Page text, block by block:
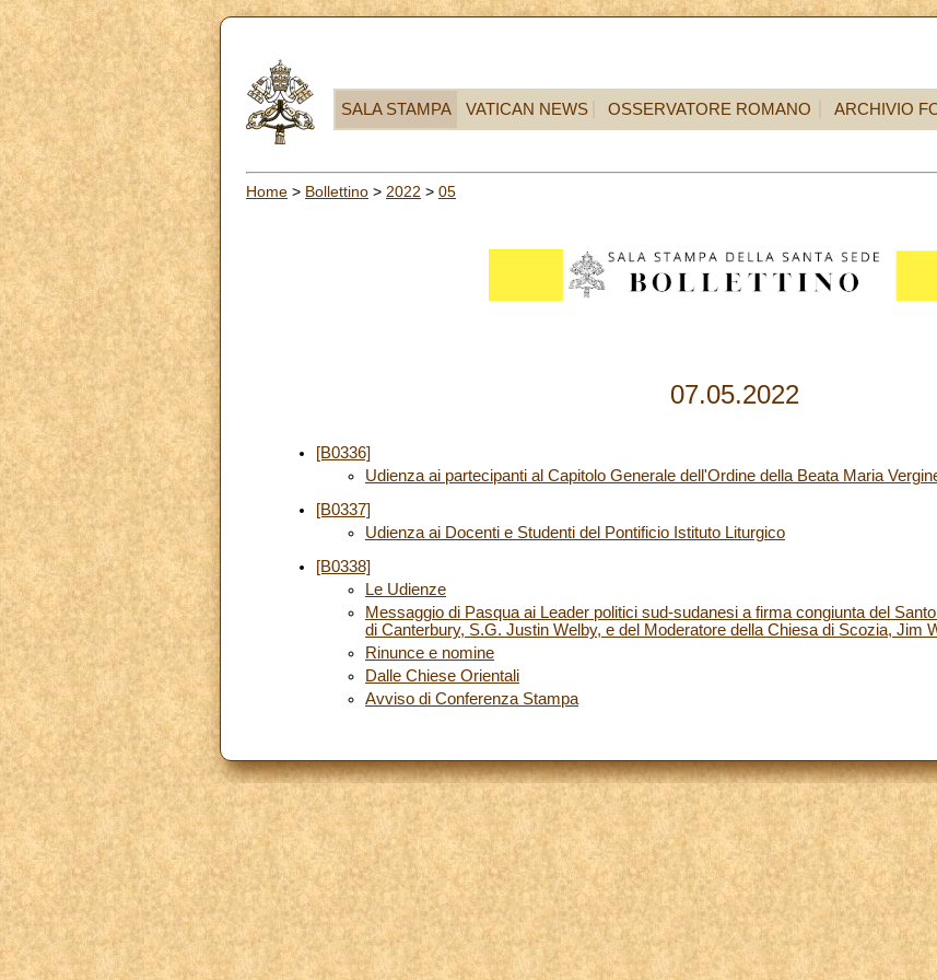
SALA STAMPA VATICAN NEWS OSSERVATORE ROMANO ARCHIVIO
Home > Bollettino > 2022 > 05
07.05.2022
[B0336]
Udienza ai partecipanti al Capitolo Generale dell'Ordine della Beata Maria
[B0337]
Udienza ai Docenti e Studenti del Pontificio Istituto Liturgico
[B0338]
Le Udienze
Messaggio di Pasqua ai Leader politici sud-sudanesi a firma congiunta del
di Canterbury, S.G. Justin Welby, e del Moderatore della Chiesa di Scozia, Jim
Rinunce e nomine
Dalle Chiese Orientali
Avviso di Conferenza Stampa